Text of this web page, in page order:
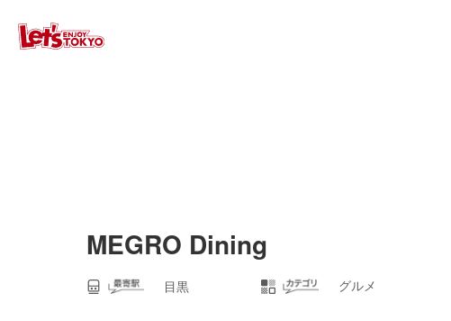
MEGRO Dining
目黒 グルメ